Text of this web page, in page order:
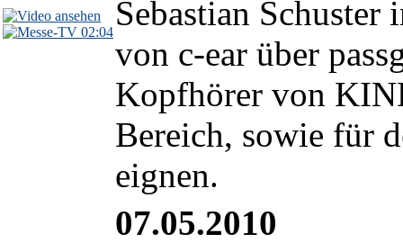
02:04 Sebastian
von c-ear über
Kopfhörer von
Bereich, sowie für
eignen.
07.05.2010